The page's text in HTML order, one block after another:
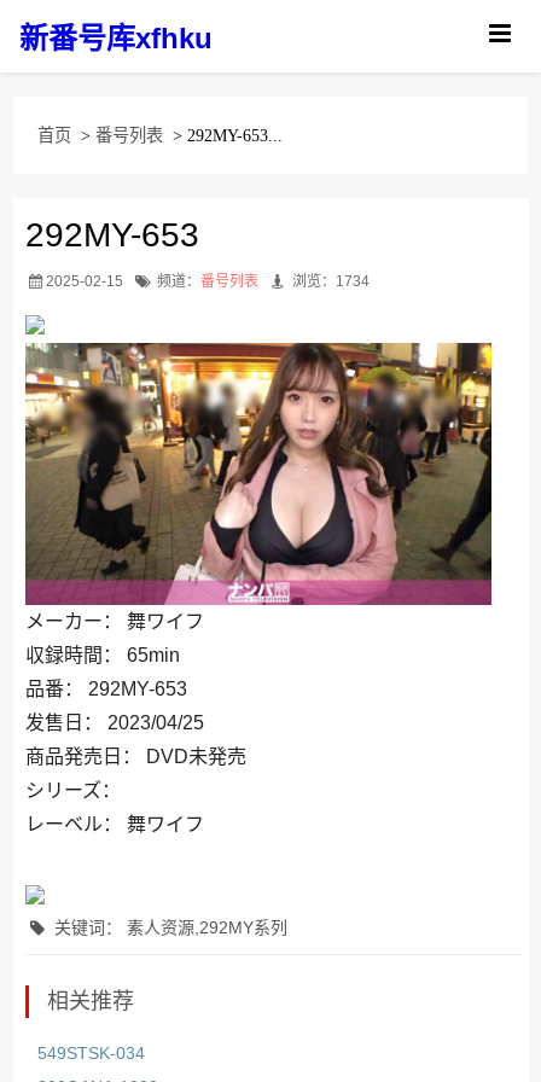
新番号库xfhku
首页 > 番号列表 > 292MY-653...
292MY-653
2025-02-15 频道： 番号列表 浏览：1734
メーカー： 舞ワイフ
収録時間： 65min
品番： 292MY-653
发售日： 2023/04/25
商品発売日： DVD未発売
シリーズ：
レーベル： 舞ワイフ
关键词： 素人资源,292MY系列
相关推荐
549STSK-034